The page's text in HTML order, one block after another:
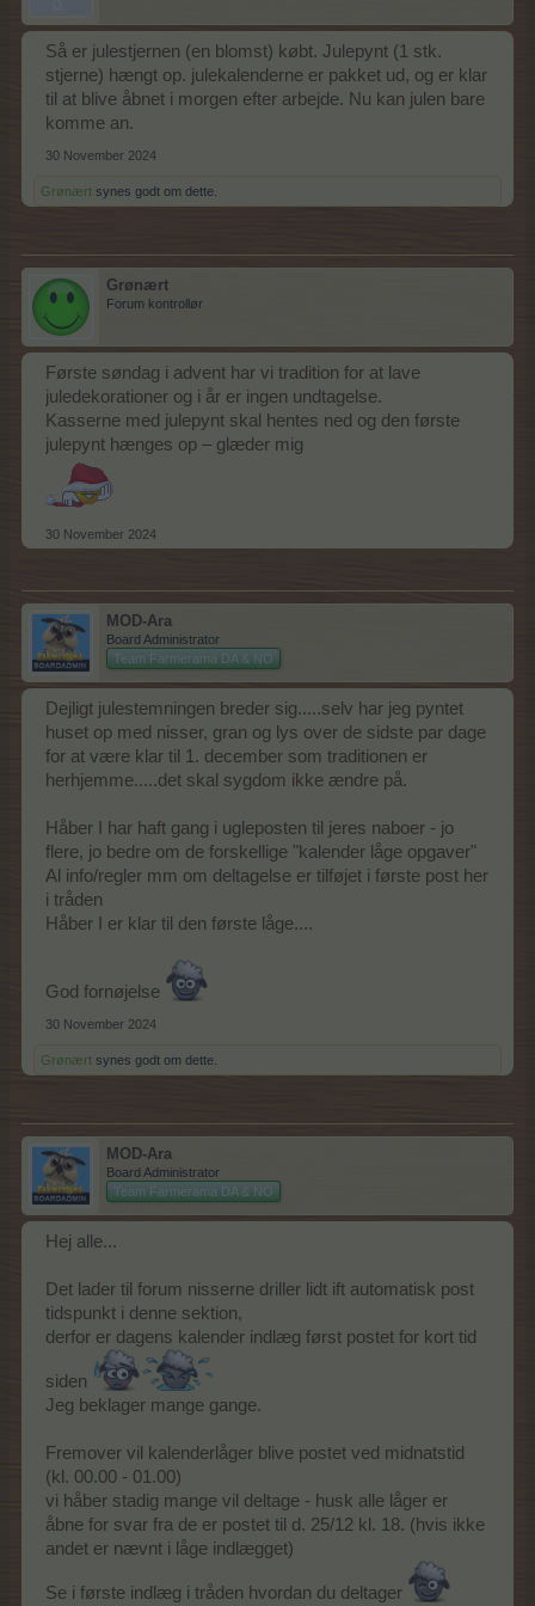
Så er julestjernen (en blomst) købt. Julepynt (1 stk.
stjerne) hængt op. julekalenderne er pakket ud, og er klar
til at blive åbnet i morgen efter arbejde. Nu kan julen bare
komme an.
30 November 2024
Grønært synes godt om dette.
Grønært
Forum kontrollør
Første søndag i advent har vi tradition for at lave
juledekorationer og i år er ingen undtagelse.
Kasserne med julepynt skal hentes ned og den første
julepynt hænges op – glæder mig
30 November 2024
MOD-Ara
Board Administrator
Team Farmerama DA & NO
Dejligt julestemningen breder sig.....selv har jeg pyntet
huset op med nisser, gran og lys over de sidste par dage
for at være klar til 1. december som traditionen er
herhjemme.....det skal sygdom ikke ændre på.
Håber I har haft gang i ugleposten til jeres naboer - jo
flere, jo bedre om de forskellige "kalender låge opgaver"
Al info/regler mm om deltagelse er tilføjet i første post her
i tråden
Håber I er klar til den første låge....
God fornøjelse
30 November 2024
Grønært synes godt om dette.
MOD-Ara
Board Administrator
Team Farmerama DA & NO
Hej alle...
Det lader til forum nisserne driller lidt ift automatisk post
tidspunkt i denne sektion,
derfor er dagens kalender indlæg først postet for kort tid
siden
Jeg beklager mange gange.
Fremover vil kalenderlåger blive postet ved midnatstid
(kl. 00.00 - 01.00)
vi håber stadig mange vil deltage - husk alle låger er
åbne for svar fra de er postet til d. 25/12 kl. 18. (hvis ikke
andet er nævnt i låge indlægget)
Se i første indlæg i tråden hvordan du deltager